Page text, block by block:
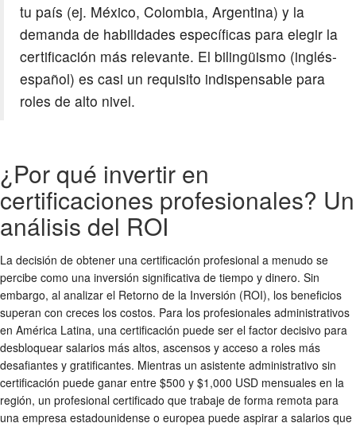
tu país (ej. México, Colombia, Argentina) y la
demanda de habilidades específicas para elegir la
certificación más relevante. El bilingüismo (inglés-
español) es casi un requisito indispensable para
roles de alto nivel.
¿Por qué invertir en
certificaciones profesionales? Un
análisis del ROI
La decisión de obtener una certificación profesional a menudo se
percibe como una inversión significativa de tiempo y dinero. Sin
embargo, al analizar el Retorno de la Inversión (ROI), los beneficios
superan con creces los costos. Para los profesionales administrativos
en América Latina, una certificación puede ser el factor decisivo para
desbloquear salarios más altos, ascensos y acceso a roles más
desafiantes y gratificantes. Mientras un asistente administrativo sin
certificación puede ganar entre $500 y $1,000 USD mensuales en la
región, un profesional certificado que trabaje de forma remota para
una empresa estadounidense o europea puede aspirar a salarios que